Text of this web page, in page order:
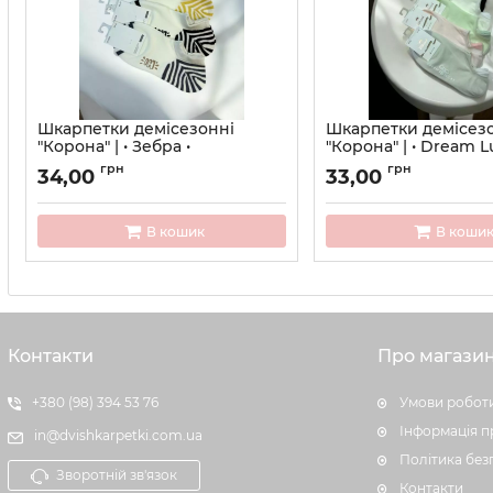
Шкарпетки демісезонні
"Корона" | • Зебра •
ультракороткі• | Розмір: 36-41
Артикул:
34,00 грн
В кошик
Шкарпетки
"Корона" | • Dream
ультра - короткі• |
41
Артикул: 731
33,00 грн
В кошик
Контакти
+380 (98) 394 53 76
in@dvishkarpetki.com.ua
Зворотній зв'язок
Про
Умови
Інформація
Політика
Контакти